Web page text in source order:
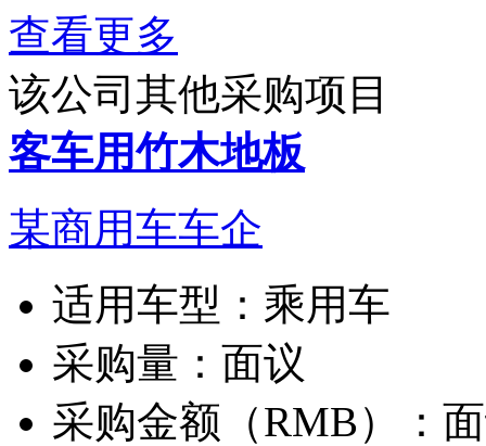
查看更多
该公司其他采购项目
客车用竹木地板
某商用车车企
适用车型： 乘用车
采购量： 面议
采购金额（RMB）：